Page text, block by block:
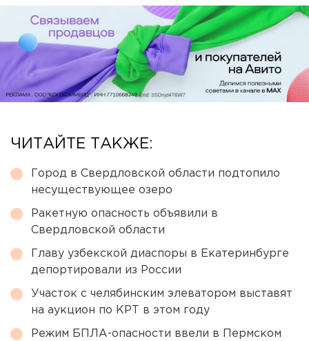
ЧИТАЙТЕ ТАКЖЕ:
Город в Свердловской области подтопило
несуществующее озеро
Ракетную опасность объявили в
Свердловской области
Главу узбекской диаспоры в Екатеринбурге
депортировали из России
Участок с челябинским элеватором выставят
на аукцион по КРТ в этом году
Режим БПЛА-опасности ввели в Пермском